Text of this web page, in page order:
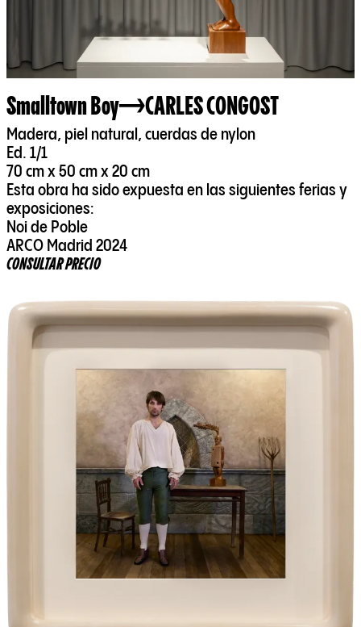
Smalltown Boy CARLES CONGOST
Madera, piel natural, cuerdas de nylon
Ed. 1/1
70 cm x 50 cm x 20 cm
Esta obra ha sido expuesta en las siguientes ferias y
exposiciones:
Noi de Poble
ARCO Madrid 2024
CONSULTAR PRECIO